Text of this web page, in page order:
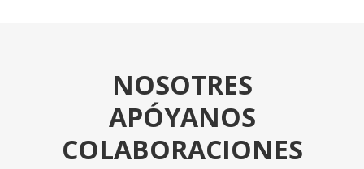
NOSOTRES
APÓYANOS
COLABORACIONES